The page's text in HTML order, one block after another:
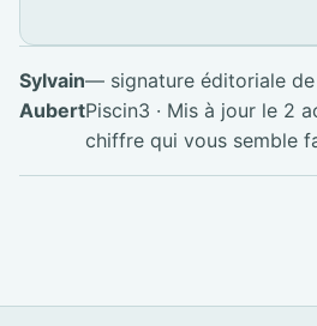
Sylvain
Aubert
— signature éditoriale
Piscin3 · Mis à jour le 2
chiffre qui vous semble